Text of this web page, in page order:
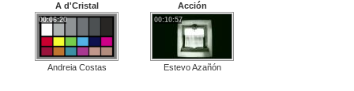
A d'Cristal
00:06:20
Andreia Costas
Acción
00:10:57
Estevo Azañón